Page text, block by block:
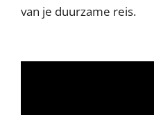
van je duurzame reis.